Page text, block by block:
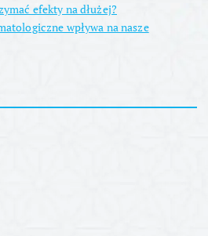
efekty na dłużej?
wpływa na nasze